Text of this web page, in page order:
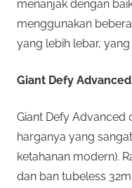
menanjak dengan
menggunakan
yang lebih lebar,
Giant Defy
Giant Defy
harganya yang
ketahanan modern).
dan ban tubeless